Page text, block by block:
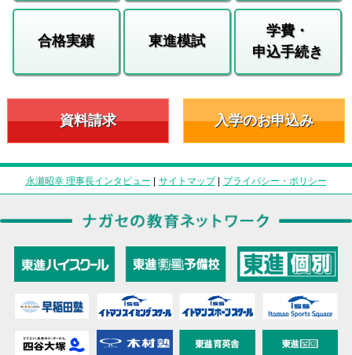
合格実績 東進模試
学費・
申込手続き
資料請求 入学のお申込み
永瀬昭幸 理事長インタビュー | サイトマップ| プライバシー・ポリシー